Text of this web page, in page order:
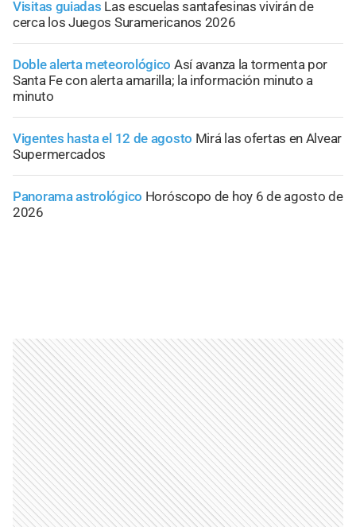
Visitas guiadas Las escuelas santafesinas vivirán de
cerca los Juegos Suramericanos 2026
Doble alerta meteorológico Así avanza la tormenta por
Santa Fe con alerta amarilla; la información minuto a
minuto
Vigentes hasta el 12 de agosto Mirá las ofertas en Alvear
Supermercados
Panorama astrológico Horóscopo de hoy 6 de agosto de
2026